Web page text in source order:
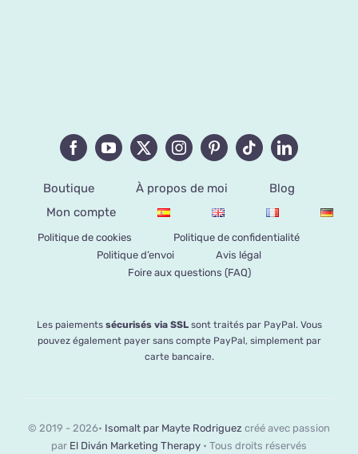
Boutique À propos de moi
Blog
Mon compte
Politique de cookies
Politique de confidentialité
Politique d’envoi
Avis légal
Foire aux questions (FAQ)
Les paiementssécurisés via SSLsont traités par PayPal. Vous
pouvez également payer sans compte PayPal, simplement par
carte bancaire.
© 2019 - 2026• Isomalt par Mayte Rodriguez créé avec passion
par El Diván Marketing Therapy • Tous droits réservés